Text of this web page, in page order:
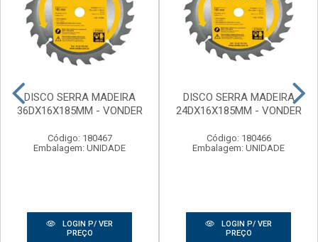
DISCO SERRA MADEIRA
36DX16X185MM - VONDER
Código: 180467
Embalagem: UNIDADE
LOGIN P/ VER
PREÇO
DISCO SERRA MADEIRA
24DX16X185MM - VONDER
Código: 180466
Embalagem: UNIDADE
LOGIN P/ VER
PREÇO